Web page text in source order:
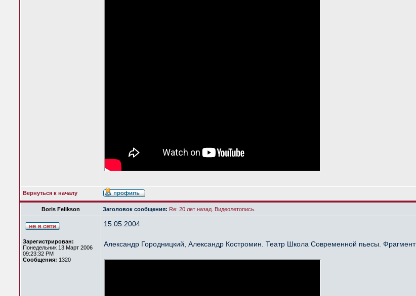
Вернуться к началу
Boris Felikson Заголовок сообщения: Re: 20 лет назад. Видеолетопись.
Зарегистрирован:
Понедельник 13 Март 2006
09:23:32 PM
Сообщения: 1320
15.05.2004
Александр Городницкий, Александр Костромин. Театр Школа Современной пьесы. Фрагмент